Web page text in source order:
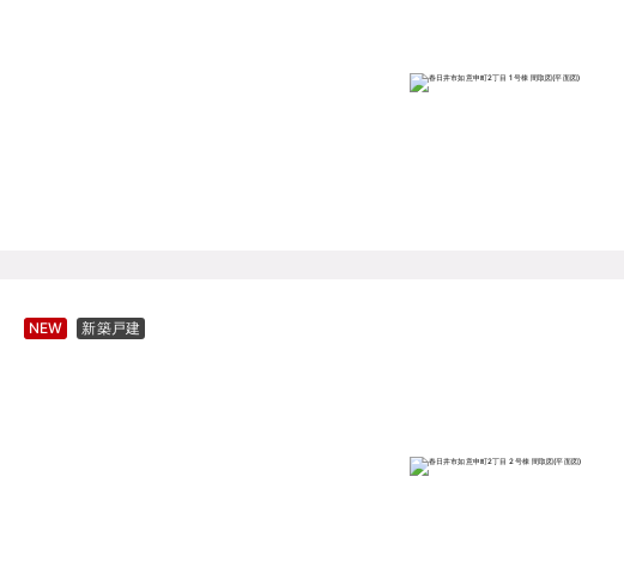
NEW 新築戸建